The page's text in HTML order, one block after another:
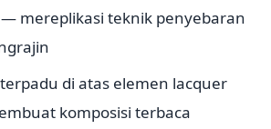
mereplikasi teknik penyebaran
di atas elemen lacquer
komposisi terbaca